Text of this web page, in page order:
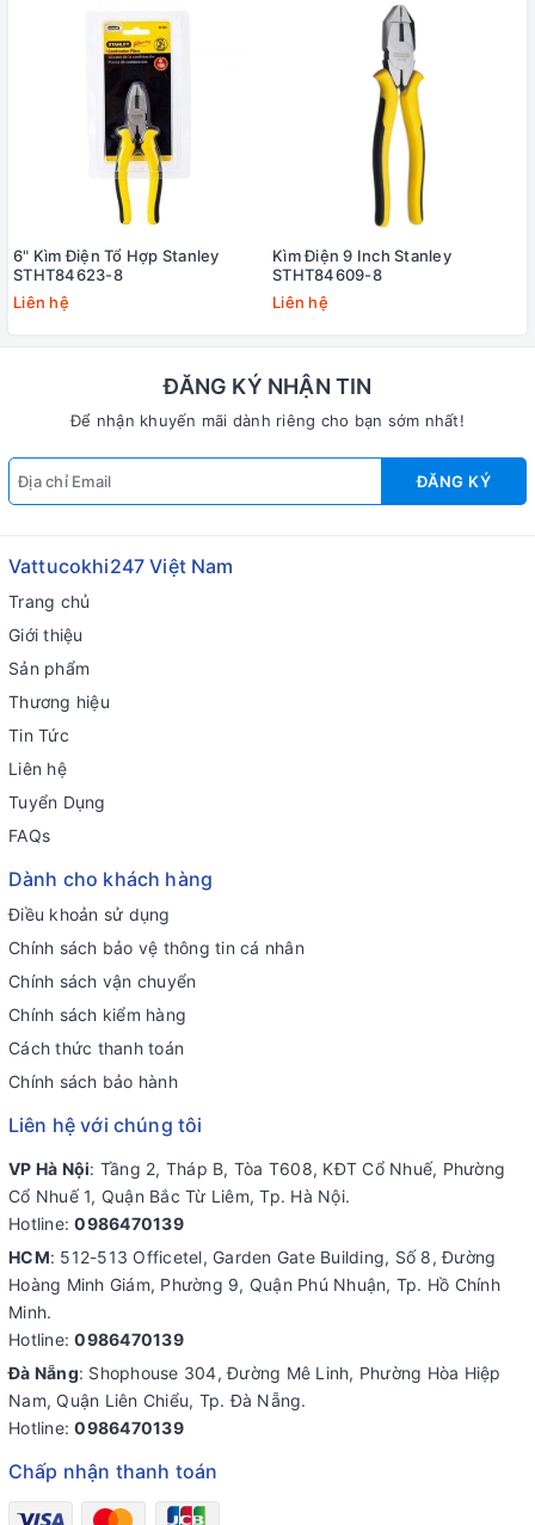
6" Kìm Điện Tổ Hợp Stanley
STHT84623-8
Liên hệ
Kìm Điện 9 Inch Stanley
STHT84609-8
Liên hệ
ĐĂNG KÝ NHẬN TIN
Để nhận khuyến mãi dành riêng cho bạn sớm nhất!
ĐĂNG KÝ
Vattucokhi247 Việt Nam
Trang chủ
Giới thiệu
Sản phẩm
Thương hiệu
Tin Tức
Liên hệ
Tuyển Dụng
FAQs
Dành cho khách hàng
Điều khoản sử dụng
Chính sách bảo vệ thông tin cá nhân
Chính sách vận chuyển
Chính sách kiểm hàng
Cách thức thanh toán
Chính sách bảo hành
Liên hệ với chúng tôi
VP Hà Nội: Tầng 2, Tháp B, Tòa T608, KĐT Cổ Nhuế, Phường
Cổ Nhuế 1, Quận Bắc Từ Liêm, Tp. Hà Nội.
Hotline:0986470139
HCM: 512-513 Officetel, Garden Gate Building, Số 8, Đường
Hoàng Minh Giám, Phường 9, Quận Phú Nhuận, Tp. Hồ Chính
Minh.
Hotline:0986470139
Đà Nẵng: Shophouse 304, Đường Mê Linh, Phường Hòa Hiệp
Nam, Quận Liên Chiểu, Tp. Đà Nẵng.
Hotline:0986470139
Chấp nhận thanh toán